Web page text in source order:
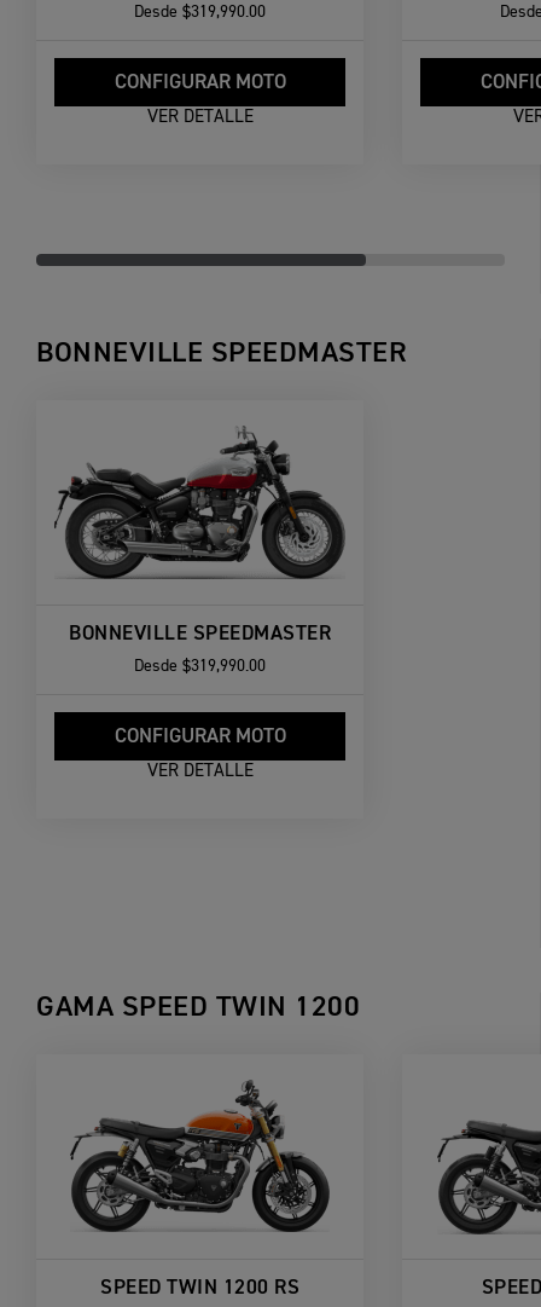
Desde $319,990.00
CONFIGURAR MOTO
VER DETALLE
BONNEVILLE SPEEDMASTER
BONNEVILLE SPEEDMASTER
Desde $319,990.00
CONFIGURAR MOTO
VER DETALLE
GAMA SPEED TWIN 1200
SPEED TWIN 1200 RS